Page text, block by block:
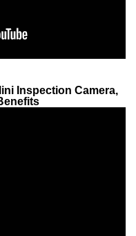
Inspection Camera,